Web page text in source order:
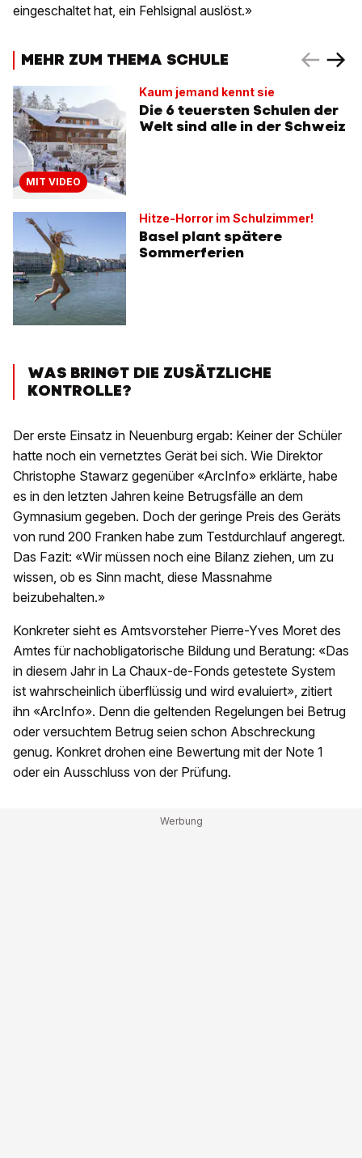
eingeschaltet hat, ein Fehlsignal auslöst.»
MEHR ZUM THEMA SCHULE
MIT VIDEO
Kaum jemand kennt sie
Die 6 teuersten Schulen der
Welt sind alle in der Schweiz
Hitze-Horror im Schulzimmer!
Basel plant spätere
Sommerferien
WAS BRINGT DIE ZUSÄTZLICHE
KONTROLLE?
Der erste Einsatz in Neuenburg ergab: Keiner der Schüler
hatte noch ein vernetztes Gerät bei sich. Wie Direktor
Christophe Stawarz gegenüber «ArcInfo» erklärte, habe
es in den letzten Jahren keine Betrugsfälle an dem
Gymnasium gegeben. Doch der geringe Preis des Geräts
von rund 200 Franken habe zum Testdurchlauf angeregt.
Das Fazit: «Wir müssen noch eine Bilanz ziehen, um zu
wissen, ob es Sinn macht, diese Massnahme
beizubehalten.»
Konkreter sieht es Amtsvorsteher Pierre-Yves Moret des
Amtes für nachobligatorische Bildung und Beratung: «Das
in diesem Jahr in La Chaux-de-Fonds getestete System
ist wahrscheinlich überflüssig und wird evaluiert», zitiert
ihn «ArcInfo». Denn die geltenden Regelungen bei Betrug
oder versuchtem Betrug seien schon Abschreckung
genug. Konkret drohen eine Bewertung mit der Note 1
oder ein Ausschluss von der Prüfung.